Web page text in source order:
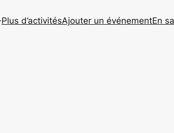
Plus d’activitésAjouter un événementEn